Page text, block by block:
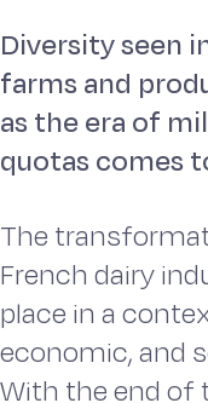
Diversity seen
farms and
as the era of
quotas comes
The
French dairy
place in a
economic, and
With the end of